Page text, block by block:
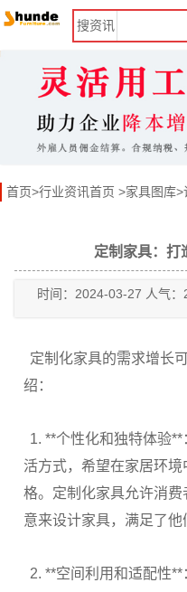
搜资讯
首页>行业资讯首页 >家具图库>
定制家具：打
时间：2024-03-27 人气
定制化家具的需求增长
绍：
1. **个性化和独特体验**
活方式，希望在家居环
格。定制化家具允许消费
意来设计家具，满足了他
2. **空间利用和适配性**